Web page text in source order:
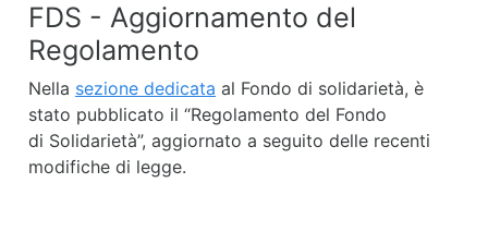
FDS - Aggiornamento del
Regolamento
Nella sezione dedicata al Fondo di solidarietà, è
stato pubblicato il “Regolamento del Fondo
di Solidarietà”, aggiornato a seguito delle recenti
modifiche di legge.